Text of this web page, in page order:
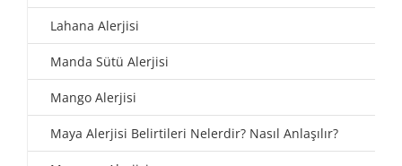
Lahana Alerjisi
Manda Sütü Alerjisi
Mango Alerjisi
Maya Alerjisi Belirtileri Nelerdir? Nasıl Anlaşılır?